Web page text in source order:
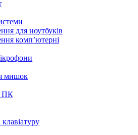
для ноутбуків
комп’ютерні
мишок
ПК